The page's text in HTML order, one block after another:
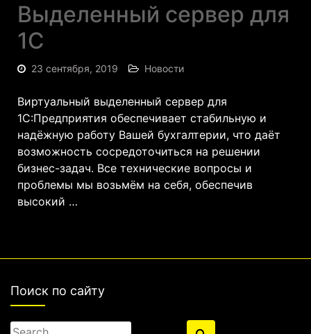
Выделенный сервер для
1С
23 сентября, 2019 Новости
Виртуальный выделенный сервер для
1С:Предприятия обеспечивает стабильную и
надёжную работу Вашей бухгалтерии, что даёт
возможность сосредоточиться на решении
бизнес-задач. Все технические вопросы и
проблемы мы возьмём на себя, обеспечив
высокий …
Поиск по сайту
Search